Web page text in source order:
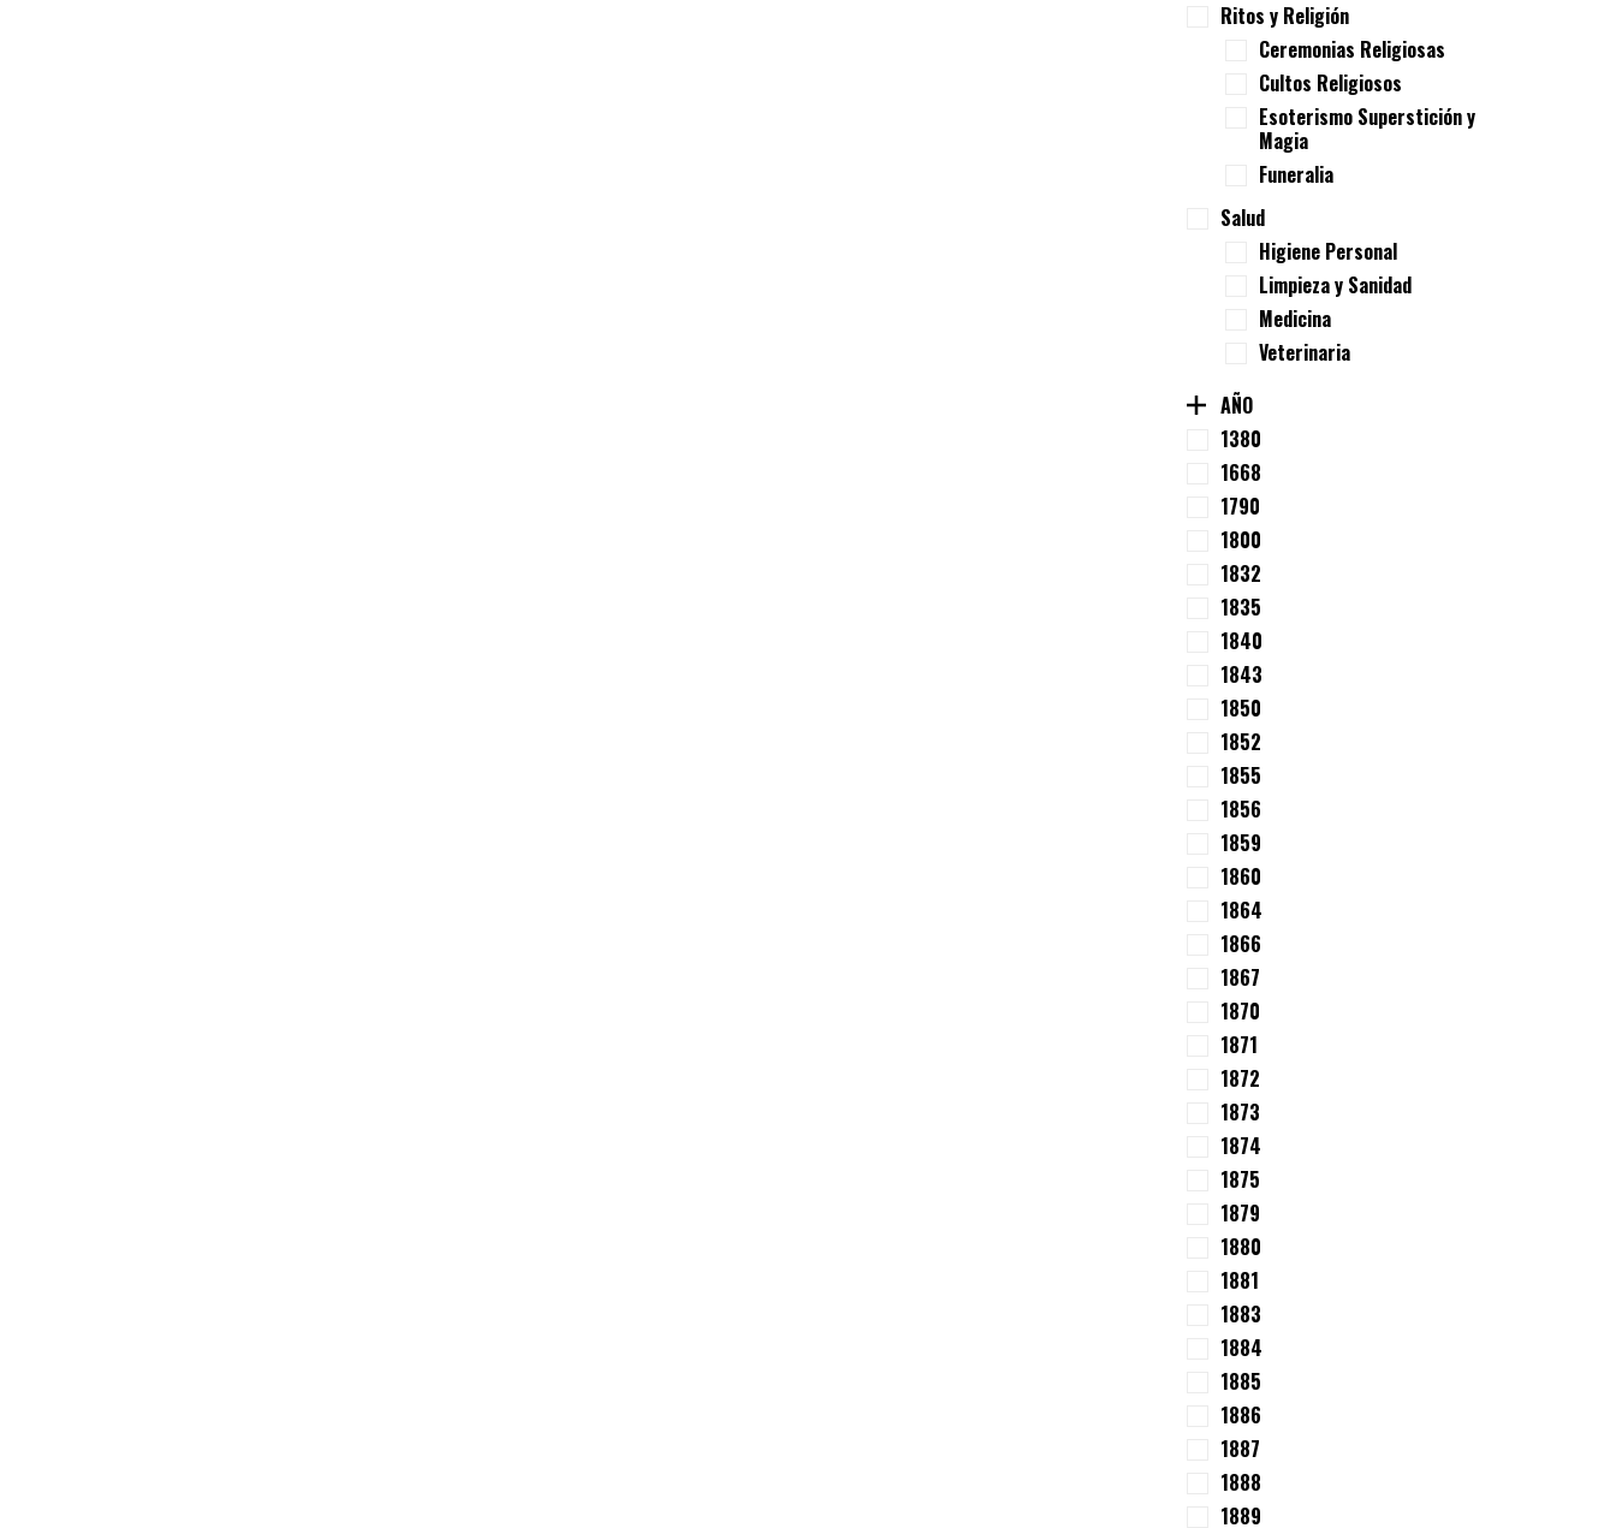
Ritos y Religión
Ceremonias Religiosas
Cultos Religiosos
Esoterismo Superstición y
Magia
Funeralia
Salud
Higiene Personal
Limpieza y Sanidad
Medicina
Veterinaria
AÑO
1380
1668
1790
1800
1832
1835
1840
1843
1850
1852
1855
1856
1859
1860
1864
1866
1867
1870
1871
1872
1873
1874
1875
1879
1880
1881
1883
1884
1885
1886
1887
1888
1889